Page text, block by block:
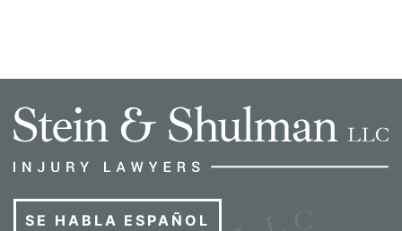
SE HABLA ESPAÑOL